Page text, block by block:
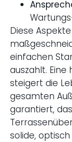
Diese
einfachen
auszahlt.
steigert die
gesamten
garantiert,
solide,